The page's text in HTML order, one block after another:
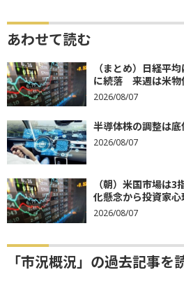
あわせて読む
（まとめ）日経平
に続落 来週は米物
2026/08/07
半導体株の調整は
2026/08/07
（朝）米国市場は
化懸念から投資家
2026/08/07
「市況概況」の過去記事を